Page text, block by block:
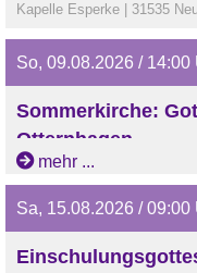
Kapelle Esperke | 31535
So, 09.08.2026 / 14:00
Sommerkirche:
Otternhagen
mehr ...
Sa, 15.08.2026 / 09:00